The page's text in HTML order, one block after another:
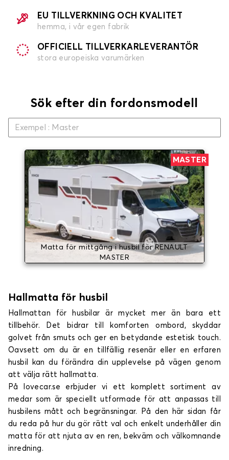
EU TILLVERKNING OCH KVALITET
hemma, i vår egen fabrik
OFFICIELL TILLVERKARLEVERANTÖR
stora europeiska varumärken
Sök efter din fordonsmodell
MASTER
Matta för mittgång i husbil för RENAULT
MASTER
Hallmatta för husbil
Hallmattan för husbilar är mycket mer än bara ett
tillbehör. Det bidrar till komforten ombord, skyddar
golvet från smuts och ger en betydande estetisk touch.
Oavsett om du är en tillfällig resenär eller en erfaren
husbil kan du förändra din upplevelse på vägen genom
att välja rätt hallmatta.
På lovecar.se erbjuder vi ett komplett sortiment av
medar som är speciellt utformade för att anpassas till
husbilens mått och begränsningar. På den här sidan får
du reda på hur du gör rätt val och enkelt underhåller din
matta för att njuta av en ren, bekväm och välkomnande
inredning.